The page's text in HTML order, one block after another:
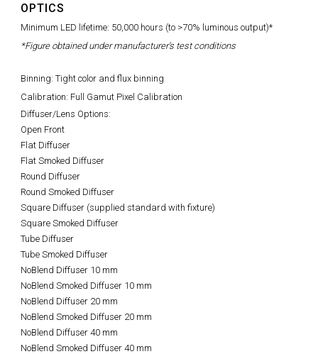
OPTICS
Minimum LED lifetime: 50,000 hours (to >70% luminous output)*
*Figure obtained under manufacturer’s test conditions
Binning: Tight color and flux binning
Calibration: Full Gamut Pixel Calibration
Diffuser/Lens Options:
Open Front
Flat Diffuser
Flat Smoked Diffuser
Round Diffuser
Round Smoked Diffuser
Square Diffuser (supplied standard with fixture)
Square Smoked Diffuser
Tube Diffuser
Tube Smoked Diffuser
NoBlend Diffuser 10 mm
NoBlend Smoked Diffuser 10 mm
NoBlend Diffuser 20 mm
NoBlend Smoked Diffuser 20 mm
NoBlend Diffuser 40 mm
NoBlend Smoked Diffuser 40 mm